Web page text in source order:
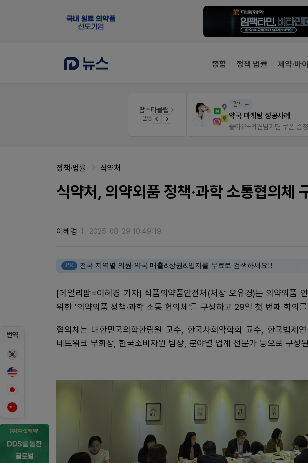
종합 정책·법률 제약·바
팜스타클럽
3/8
약국 마케팅 성공사례
팜리쿠르트
퀴즈 참여시 룰렛쿠폰
번역
정책·법률 식약처
식약처, 의약외품 정책·과학 소통협의체
이혜경 2025-08-29 10:49:19
PR 전국 지역별 의원·약국 매출&상권&입지를 무료로 검색하세요!!
[데일리팜=이혜경 기자] 식품의약품안전처(처장 오유경)는 의약외품
위한 '의약외품 정책·과학 소통 협의체'를 구성하고 29일 첫 번째 회의
협의체는 대한민국의학한림원 교수, 한국사회약학회 교수, 한국법제
네트워크 부회장, 한국소비자원 팀장, 분야별 업계 전문가 등으로 구성